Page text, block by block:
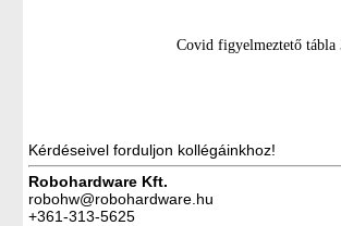
Covid figyelmeztető
Kérdéseivel forduljon kollégáinkhoz!
Robohardware Kft.
robohw@robohardware.hu
+361-313-5625